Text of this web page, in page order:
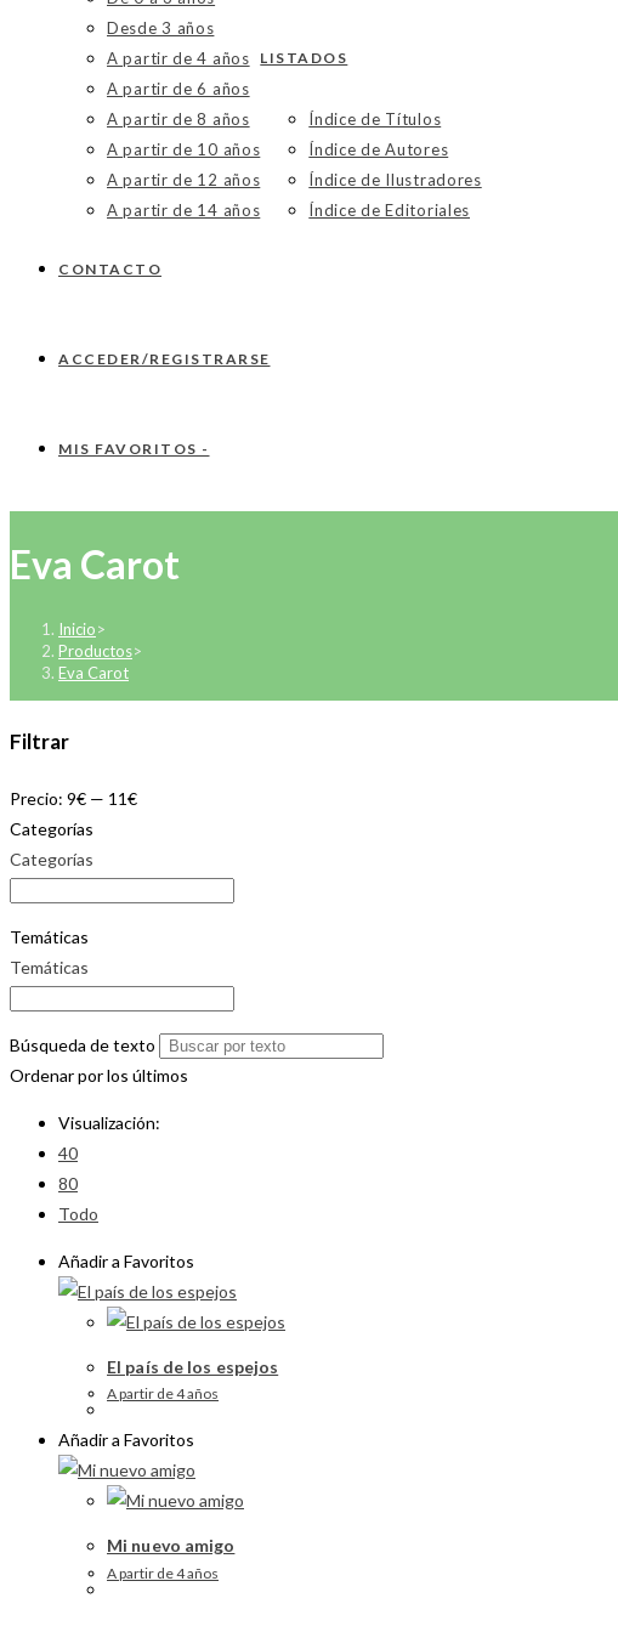
Desde 3 años
A partir de 4 años
A partir de 6 años
A partir de 8 años
A partir de 10 años
A partir de 12 años
A partir de 14 años
LISTADOS
Índice de Títulos
Índice de Autores
Índice de Ilustradores
Índice de Editoriales
CONTACTO
ACCEDER/REGISTRARSE
MIS FAVORITOS -
Eva Carot
Inicio>
Productos>
Eva Carot
Filtrar
Precio: 9€ — 11€
Categorías
Categorías
Temáticas
Temáticas
Búsqueda de texto
Ordenar por los últimos
Visualización:
40
80
Todo
Añadir a Favoritos
El país de los espejos
A partir de 4 años
Añadir a Favoritos
Mi nuevo amigo
A partir de 4 años